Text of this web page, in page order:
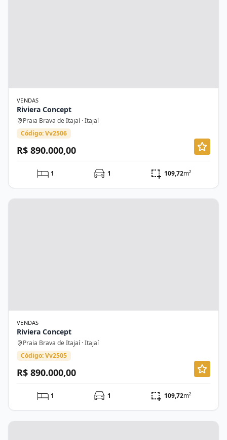
VENDAS
Riviera Concept
Praia Brava de Itajaí · Itajaí
Código: Vv2506
R$ 890.000,00
1 1 109,72m²
VENDAS
Riviera Concept
Praia Brava de Itajaí · Itajaí
Código: Vv2505
R$ 890.000,00
1 1 109,72m²